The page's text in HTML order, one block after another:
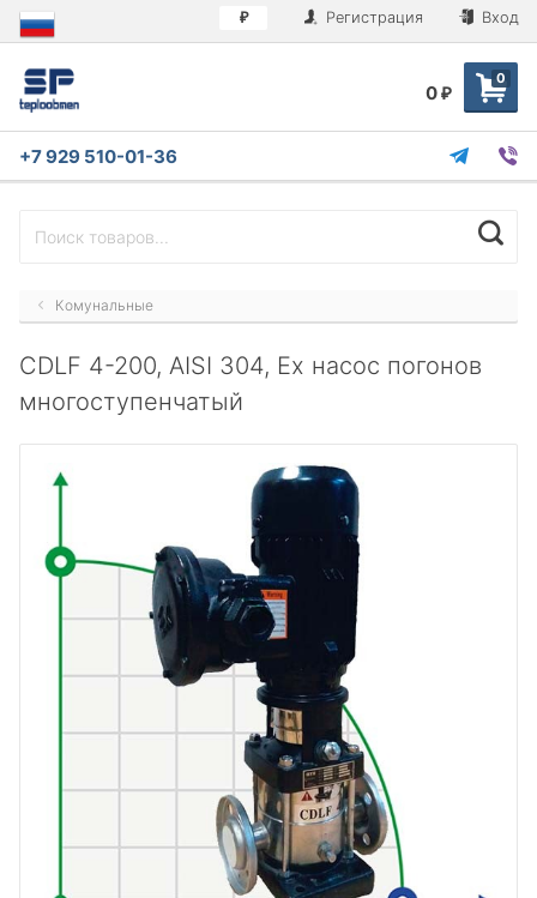
₽ Регистрация Вход
0
0 ₽
+7 929 510-01-36
Комунальные
CDLF 4-200, AISI 304, Ex насос погонов
многоступенчатый